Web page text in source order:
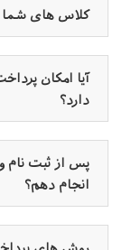
کلاس های
آیا امکان
دارد؟
پس از ثبت نام
انجام دهم؟